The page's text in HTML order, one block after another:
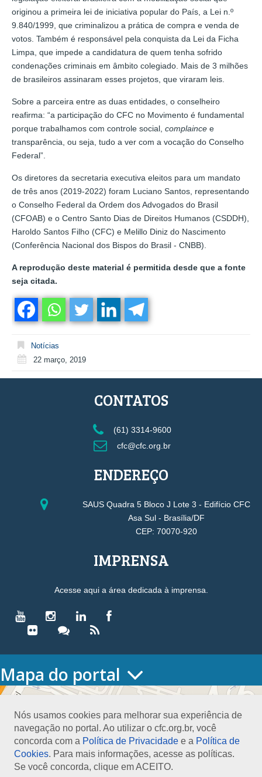
originou a primeira lei de iniciativa popular do País, a Lei n.º
9.840/1999, que criminalizou a prática de compra e venda de
votos. Também é responsável pela conquista da Lei da Ficha
Limpa, que impede a candidatura de quem tenha sofrido
condenações criminais em âmbito colegiado. Mais de 3 milhões
de brasileiros assinaram esses projetos, que viraram leis.
Sobre a parceira entre as duas entidades, o conselheiro
reafirma: “a participação do CFC no Movimento é fundamental
porque trabalhamos com controle social, complaince e
transparência, ou seja, tudo a ver com a vocação do Conselho
Federal”.
Os diretores da secretaria executiva eleitos para um mandato
de três anos (2019-2022) foram Luciano Santos, representando
o Conselho Federal da Ordem dos Advogados do Brasil
(CFOAB) e o Centro Santo Dias de Direitos Humanos (CSDDH),
Haroldo Santos Filho (CFC) e Melillo Diniz do Nascimento
(Conferência Nacional dos Bispos do Brasil - CNBB).
A reprodução deste material é permitida desde que a fonte
seja citada.
Notícias
22 março, 2019
Nós usamos cookies para melhorar sua experiência de
navegação no portal. Ao utilizar o cfc.org.br, você
concorda com a Política de Privacidade e a Política de
Cookies. Para mais informações, acesse as políticas.
Se você concorda, clique em ACEITO.
CONTATOS
(61) 3314-9600
cfc@cfc.org.br
ENDEREÇO
SAUS Quadra 5 Bloco J Lote 3 - Edifício CFC
Asa Sul - Brasília/DF
CEP: 70070-920
IMPRENSA
Acesse aqui a área dedicada à imprensa.
Mapa do portal
HOME
Conselho Diretor
Nossa Sede
Planejamento
Organograma
Medalha João Lyra